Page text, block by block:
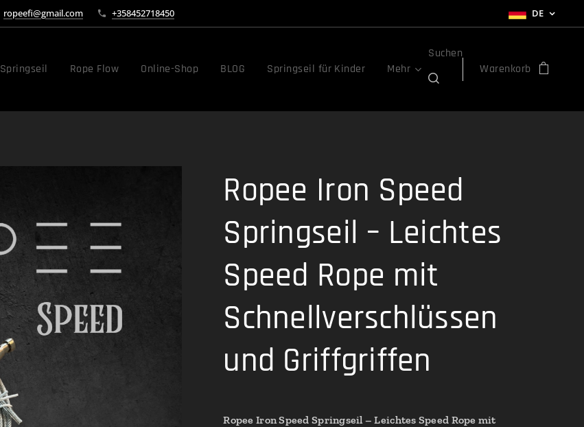
ropeefi@gmail.com +358452718450 DE
Springseil Rope Flow Online-Shop BLOG Springseil für Kinder Mehr
Suchen
Warenkorb
Ropee Iron Speed
Springseil – Leichtes
Speed Rope mit
Schnellverschlüssen
und Griffgriffen
Ropee Iron Speed Springseil – Leichtes Speed Rope mit